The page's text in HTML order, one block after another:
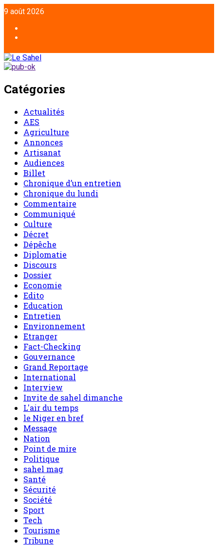
Aller
au
contenu
9 août 2026
Catégories
Actualités
AES
Agriculture
Annonces
Artisanat
Audiences
Billet
Chronique d’un entretien
Chronique du lundi
Commentaire
Communiqué
Culture
Décret
Dépêche
Diplomatie
Discours
Dossier
Economie
Edito
Education
Entretien
Environnement
Etranger
Fact-Checking
Gouvernance
Grand Reportage
International
Interview
Invite de sahel dimanche
L'air du temps
le Niger en bref
Message
Nation
Point de mire
Politique
sahel mag
Santé
Sécurité
Société
Sport
Tech
Tourisme
Tribune